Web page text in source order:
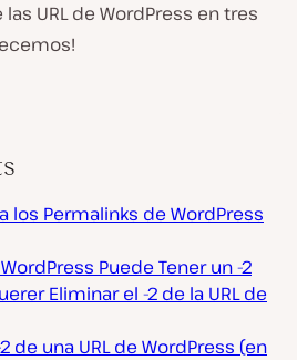
URL de WordPress en tres
los Permalinks de WordPress
Puede Tener un -2
Eliminar el -2 de la URL de
de una URL de WordPress (en